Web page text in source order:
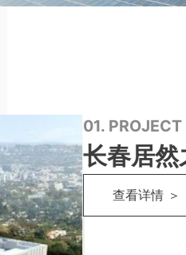
01. PROJECT
长春居然
查看详情 ＞